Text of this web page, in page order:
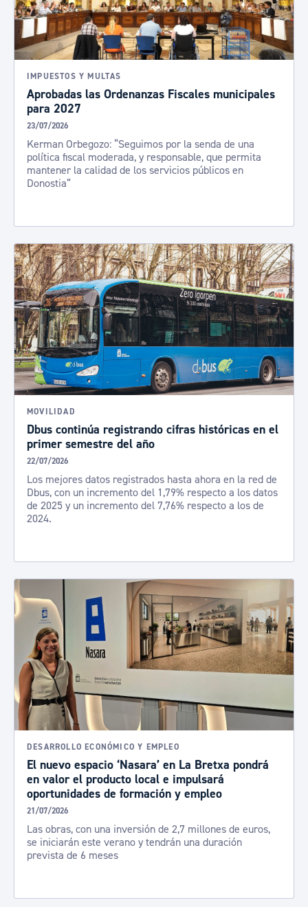
IMPUESTOS Y MULTAS
Aprobadas las Ordenanzas Fiscales municipales
para 2027
23/07/2026
Kerman Orbegozo: “Seguimos por la senda de una
política fiscal moderada, y responsable, que permita
mantener la calidad de los servicios públicos en
Donostia”
MOVILIDAD
Dbus continúa registrando cifras históricas en el
primer semestre del año
22/07/2026
Los mejores datos registrados hasta ahora en la red de
Dbus, con un incremento del 1,79% respecto a los datos
de 2025 y un incremento del 7,76% respecto a los de
2024.
DESARROLLO ECONÓMICO Y EMPLEO
El nuevo espacio ‘Nasara’ en La Bretxa pondrá
en valor el producto local e impulsará
oportunidades de formación y empleo
21/07/2026
Las obras, con una inversión de 2,7 millones de euros,
se iniciarán este verano y tendrán una duración
prevista de 6 meses